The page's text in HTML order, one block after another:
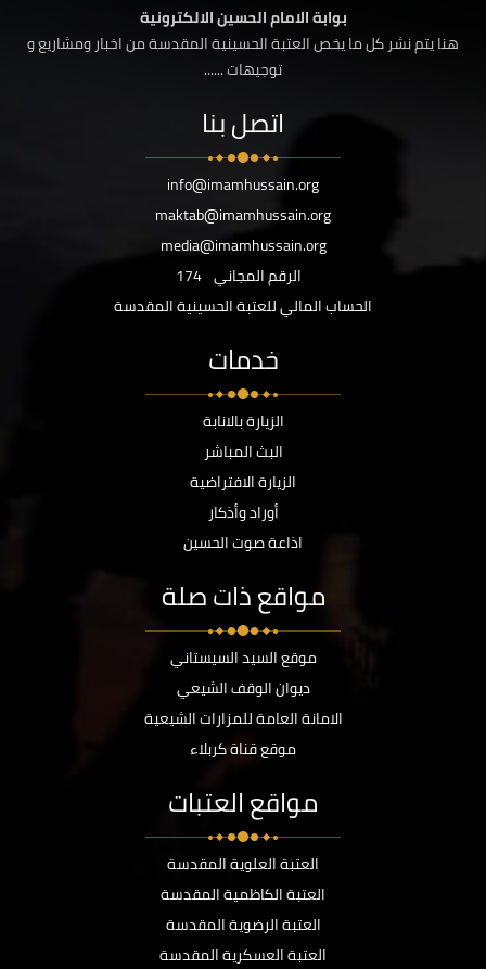
بوابة الامام الحسين الالكترونية
هنا يتم نشر كل ما يخص العتبة الحسينية المقدسة من اخبار ومشاريع و
توجيهات ......
اتصل بنا
info@imamhussain.org
maktab@imamhussain.org
media@imamhussain.org
الرقم المجاني 174
الحساب المالي للعتبة الحسينية المقدسة
خدمات
الزيارة بالانابة
البث المباشر
الزيارة الافتراضية
أوراد وأذكار
اذاعة صوت الحسين
مواقع ذات صلة
موقع السيد السيستاني
ديوان الوقف الشيعي
الامانة العامة للمزارات الشيعية
موقع قناة كربلاء
مواقع العتبات
العتبة العلوية المقدسة
العتبة الكاظمية المقدسة
العتبة الرضوية المقدسة
العتبة العسكرية المقدسة